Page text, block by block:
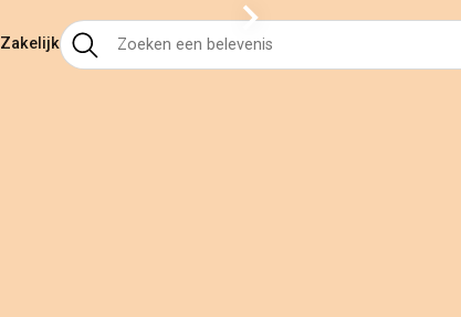
Zakelijk